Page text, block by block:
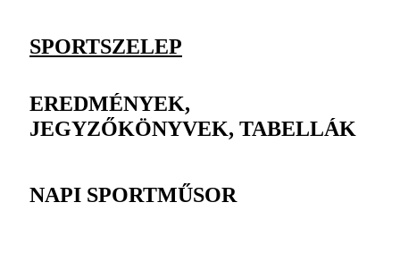
SPORTSZELEP
EREDMÉNYEK,
JEGYZŐKÖNYVEK, TABELLÁK
NAPI SPORTMŰSOR